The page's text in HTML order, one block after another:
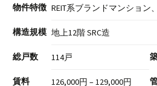
物件特徴 REIT系ブランドマンション
構造規模 地上12階 SRC造
総戸数 114戸
賃料 126,000円 – 129,000円